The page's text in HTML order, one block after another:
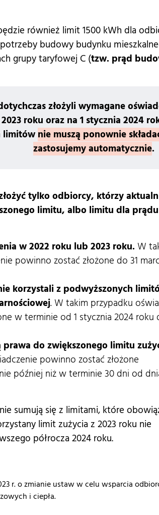
również limit 1500 kWh dla
budowy budynku
grupy taryfowej C (tzw. prąd
złożyli wymagane
roku oraz na 1 stycznia 2024
limitów nie muszą ponownie
zastosujemy automatycznie.
tylko odbiorcy, którzy
limitu, albo limitu dla prądu
w 2022 roku lub 2023 roku. W
powinno zostać złożone do 31
korzystali z podwyższonych
. W takim przypadku
w terminie od 1 stycznia 2024 roku
prawa do zwiększonego limitu
powinno zostać złożone
później niż w terminie 30 dni od
sumują się z limitami, które
limit zużycia z 2023 roku nie
półrocza 2024 roku.
r. o zmianie ustaw w celu wsparcia
i ciepła.